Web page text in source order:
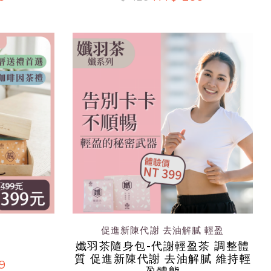
促進新陳代謝 去油解膩 輕盈
孅羽茶隨身包-代謝輕盈茶 調整體
質 促進新陳代謝 去油解膩 維持輕